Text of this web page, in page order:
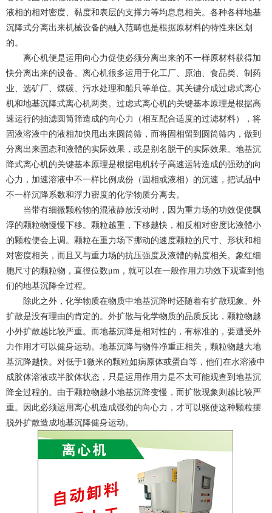
液相的相对密度、黏度和表层的支撑力等均息息相关。各种各样地基
沉降式分离出来机械设备的融入范畴也是根据原材料的特性来区划
的。
离心机便是运用向心力促使必须分离出来的不一样原材料获得加
快分离出来的设备。离心机很多运用于化工厂、原油、食品类、制药
业、选矿厂、煤碳、污水处理和船只等单位。其关键分成过虑式离心
机和地基沉降式离心机两类。过虑式离心机的关键基本原理是根据高
速运行的抽滤圆筒筛造成的向心力（相互配合适度的过滤材料），将
固液溶液中的液相加快甩出来圆筒筛，而将固相留到圆筒筛内，做到
分离出来固态和液體的实际效果，或是别名脱干的实际效果。地基沉
降式离心机的关键基本原理是根据电机转子高速运转造成的强劲的向
心力，加速溶液中不一样比例成份（固相或液相）的沉速，把试品中
不一样沉降系数和浮力密度的化学物质分离去。
当带有细微颗粒物的混液静放没动时，因为重力场的功效促使飘
浮的颗粒物慢慢下移。颗粒越重，下移越快，相反相对密度比液體小
的颗粒便会上调。颗粒在重力场下挪动的速度颗粒的尺寸、形状和相
对密度相关，而且又与重力场的抗压强度及液體的黏度相关。象红细
胞尺寸的颗粒物，直徑位数μm，就可以在一般作用力功效下观查到他
们的地基沉降全过程。
除此之外，化学物质在物质中地基沉降时还随着有扩散现象。外
扩散是没有理由的肯定的。外扩散与化学物质的品质反比，颗粒物越
小外扩散越比较严重。而地基沉降是相对性的，有标准的，要遭受外
力作用才可以健身运动。地基沉降与物件净重正相关，颗粒物越大地
基沉降越快。对低于1微米的颗粒如病原体或蛋白等，他们在水溶液中
成胶体溶液或半胶体状态，只是运用作用力是不太可能观查到地基沉
降全过程的。由于颗粒物越小地基沉降变慢，而扩散现象则越比较严
重。因此必须运用离心机造成强劲的向心力，才可以驱使这种颗粒摆
脱外扩散造成地基沉降健身运动。